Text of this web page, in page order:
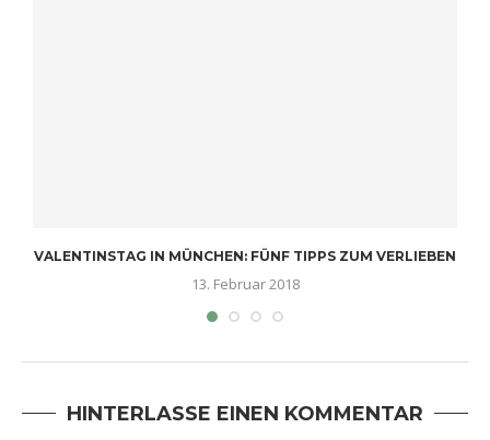
VALENTINSTAG IN MÜNCHEN: FÜNF TIPPS ZUM VERLIEBEN
13. Februar 2018
HINTERLASSE EINEN KOMMENTAR